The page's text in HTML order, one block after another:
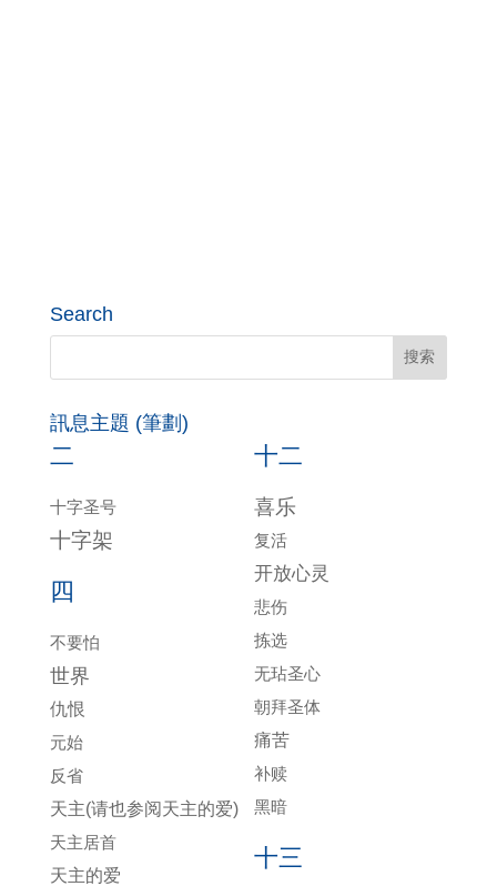
Search
訊息主題 (筆劃)
二
十字圣号
十字架
四
不要怕
世界
仇恨
元始
反省
天主(请也参阅天主的爱)
天主居首
天主的爱
十二
喜乐
复活
开放心灵
悲伤
拣选
无玷圣心
朝拜圣体
痛苦
补赎
黑暗
十三